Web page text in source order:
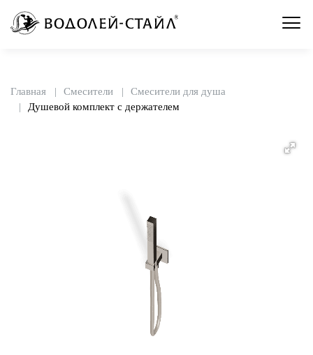
Главная Смесители
Смесители для душа
Душевой комплект с держателем